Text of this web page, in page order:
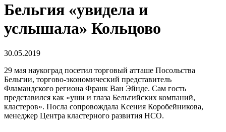
Бельгия «увидела и
услышала» Кольцово
30.05.2019
29 мая наукоград посетил торговый атташе Посольства
Бельгии, торгово-экономический представитель
Фламандского региона Франк Ван Эйнде. Сам гость
представился как «уши и глаза Бельгийских компаний,
кластеров». Посла сопровождала Ксения Коробейникова,
менеджер Центра кластерного развития НСО.